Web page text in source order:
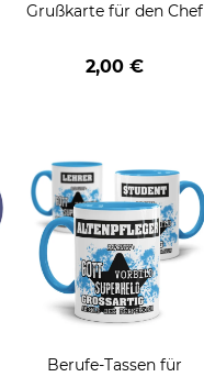
Grußkarte für den Chef
2,00 €
Berufe-Tassen für